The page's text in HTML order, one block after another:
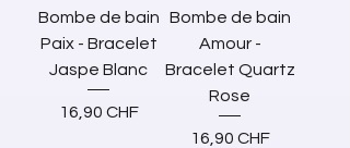
Bombe de bain
Paix - Bracelet
Jaspe Blanc
Prix
16,90 CHF
Bombe de bain
Amour -
Bracelet Quartz
Rose
Prix
16,90 CHF